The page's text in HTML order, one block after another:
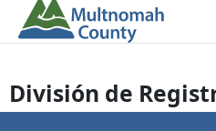
División de